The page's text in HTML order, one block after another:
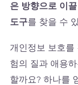
은 방향으로 이
도구를 찾을 수
개인정보 보호를
험의 질과 애용
할까요? 하나를